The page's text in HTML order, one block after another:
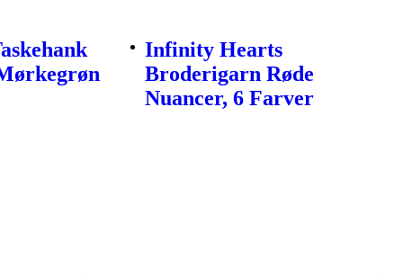
Infinity Hearts
Broderigarn Røde
Nuancer, 6 Farver